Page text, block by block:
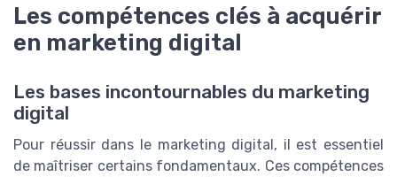
Les compétences clés à acquérir
en marketing digital
Les bases incontournables du marketing
digital
Pour réussir dans le marketing digital, il est essentiel
de maîtriser certains fondamentaux. Ces compétences